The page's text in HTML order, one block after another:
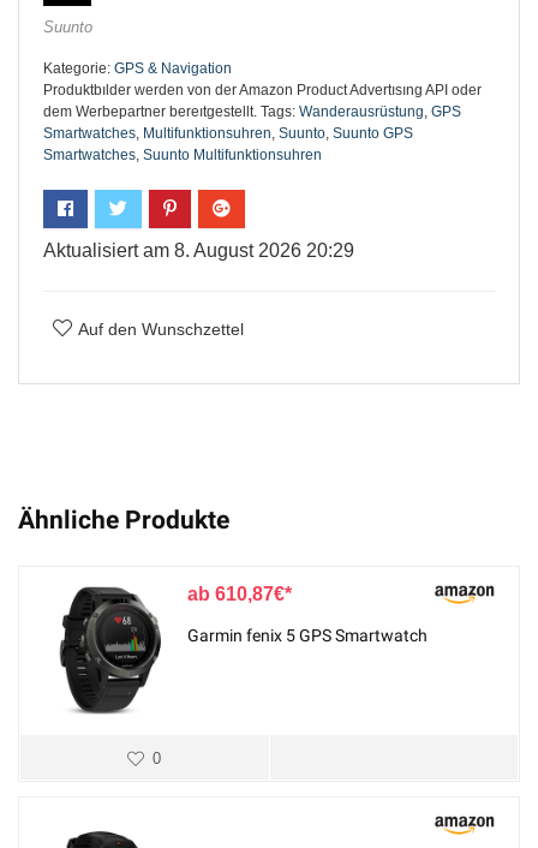
Suunto
Kategorie: GPS & Navigation
Produktbılder werden von der Amazon Product Advertısıng API oder
dem Werbepartner bereıtgestellt. Tags: Wanderausrüstung, GPS
Smartwatches, Multifunktionsuhren, Suunto, Suunto GPS
Smartwatches, Suunto Multifunktionsuhren
Aktualisiert am 8. August 2026 20:29
Auf den Wunschzettel
Ähnliche Produkte
610,87€
Garmin fenix 5 GPS Smartwatch
0